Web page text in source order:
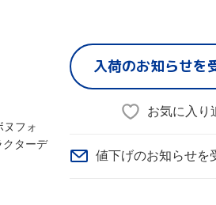
ヌフォ
ターデ
入荷のお知らせを
お気に入り
値下げのお知らせを